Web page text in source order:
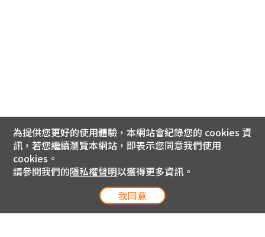
為提供您更好的使用體驗，本網站會紀錄您的 cookies 資
訊，若您繼續瀏覽本網站，即表示您同意我們使用
cookies。
請參閱我們的隱私權聲明以獲得更多資訊。
我同意